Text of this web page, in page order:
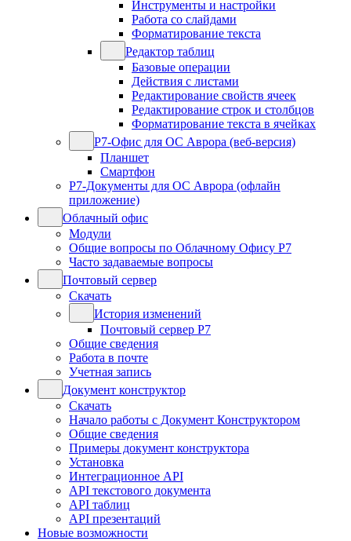
Инструменты и настройки
Работа со слайдами
Форматирование текста
Редактор таблиц
Базовые операции
Действия с листами
Редактирование свойств ячеек
Редактирование строк и столбцов
Форматирование текста в ячейках
Р7-Офис для ОС Аврора (веб-версия)
Планшет
Смартфон
Р7-Документы для ОС Аврора (офлайн
приложение)
Облачный офис
Модули
Общие вопросы по Облачному Офису Р7
Часто задаваемые вопросы
Почтовый сервер
Скачать
История изменений
Почтовый сервер Р7
Общие сведения
Работа в почте
Учетная запись
Документ конструктор
Скачать
Начало работы с Документ Конструктором
Общие сведения
Примеры документ конструктора
Установка
Интеграционное API
API текстового документа
API таблиц
API презентаций
Новые возможности